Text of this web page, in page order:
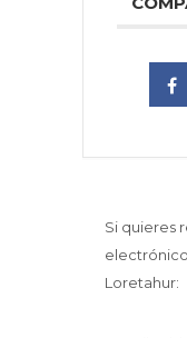
Si quieres
Loretahur: